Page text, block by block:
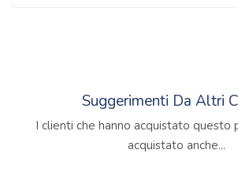
Suggerimenti Da Altri
I clienti che hanno acquistato questo
acquistato anche...